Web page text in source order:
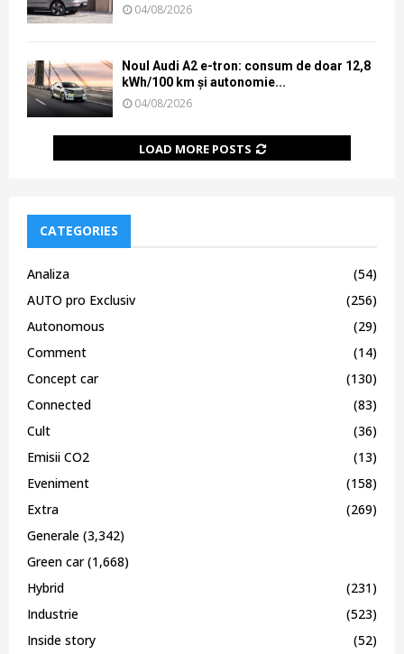
04/08/2026
Noul Audi A2 e-tron: consum de doar 12,8
kWh/100 km și autonomie...
04/08/2026
LOAD MORE POSTS
CATEGORIES
Analiza
(54)
AUTO pro Exclusiv
(256)
Autonomous
(29)
Comment
(14)
Concept car
(130)
Connected
(83)
Cult
(36)
Emisii CO2
(13)
Eveniment
(158)
Extra
(269)
Generale (3,342)
Green car(1,668)
Hybrid
(231)
Industrie
(523)
Inside story
(52)